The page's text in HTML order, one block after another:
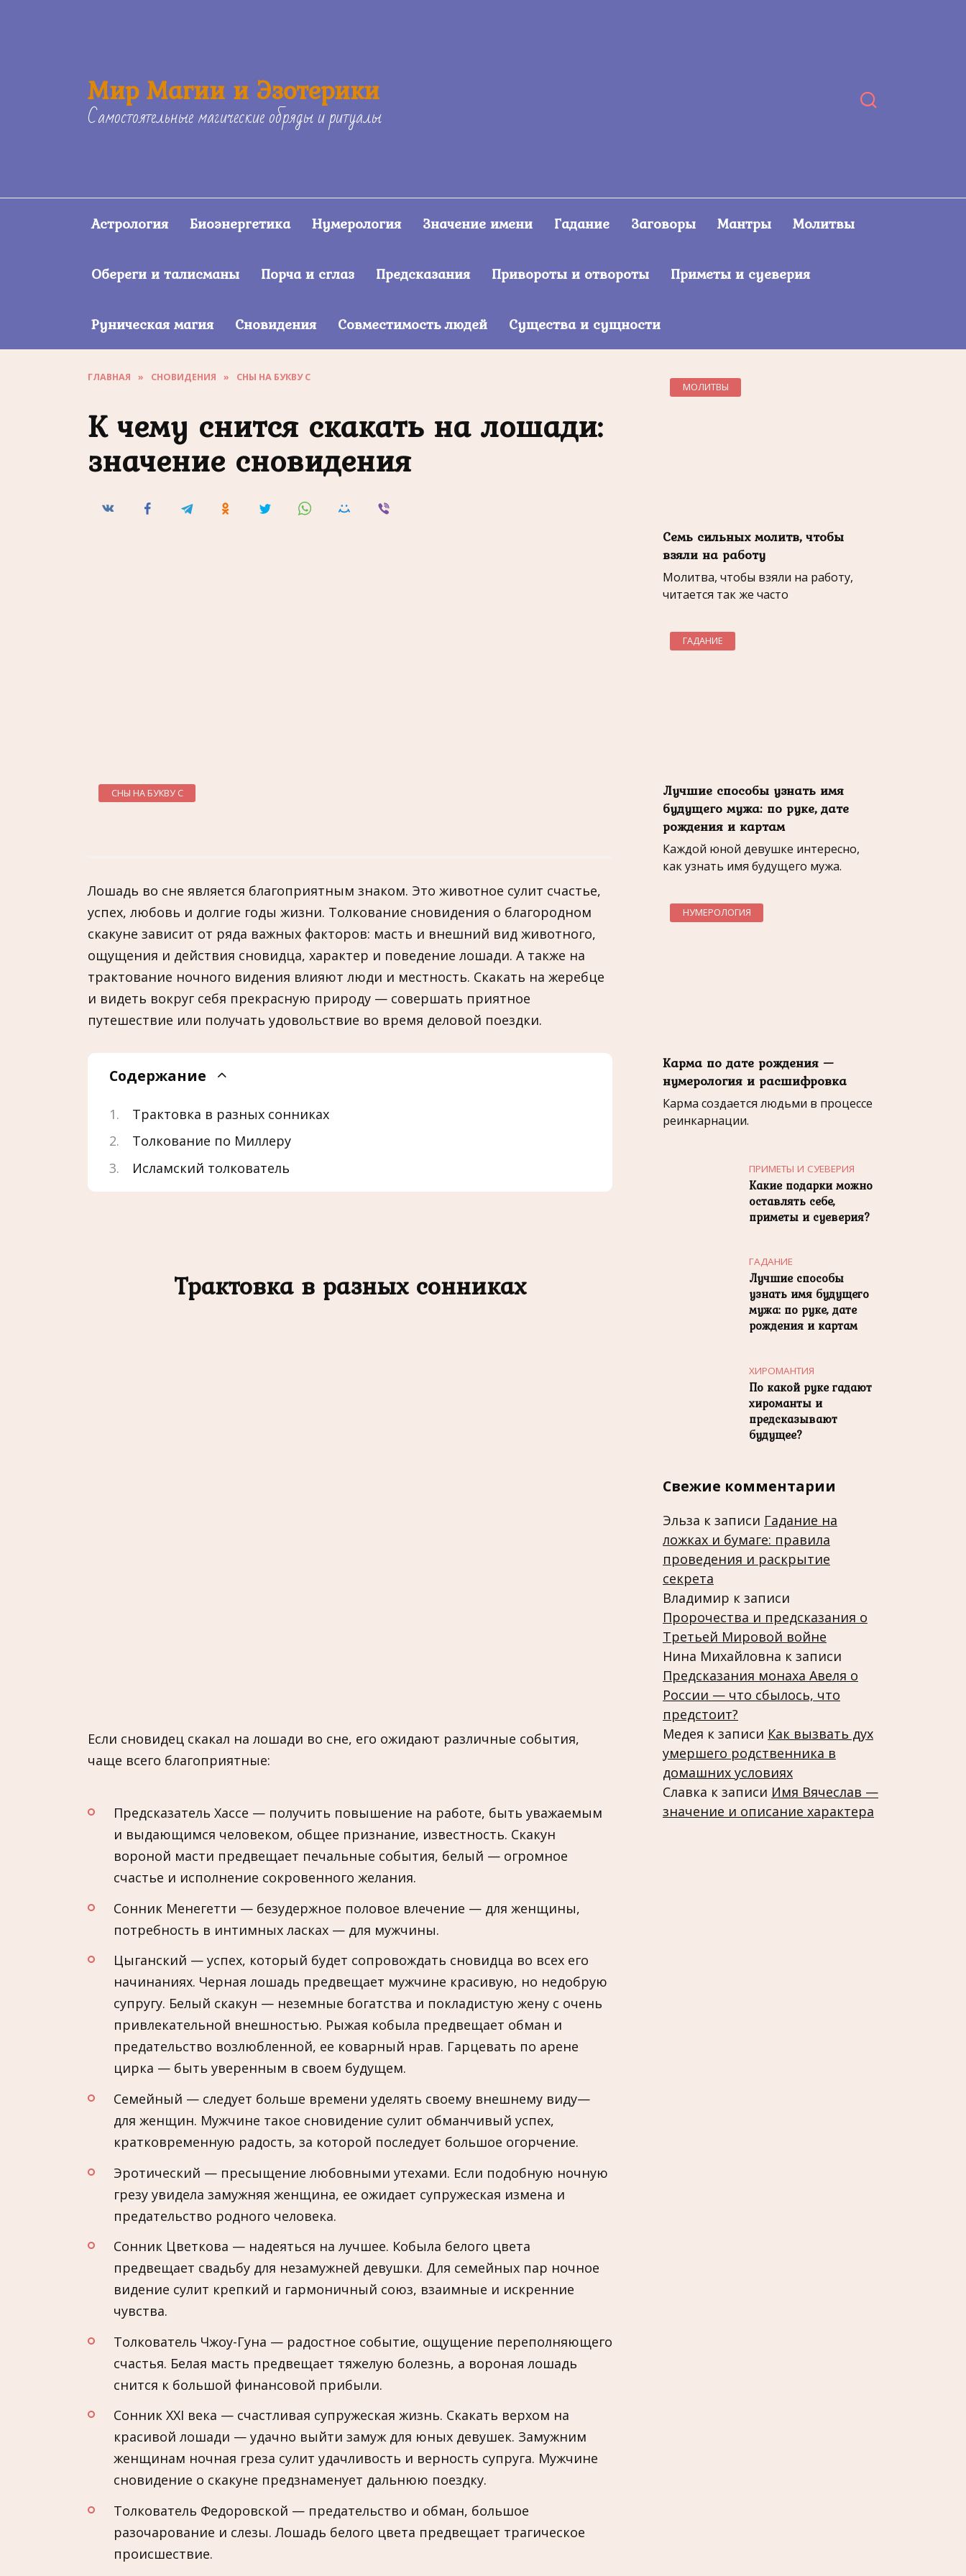
Мир Магии и Эзотерики
Самостоятельные магические обряды и ритуалы
Астрология Биоэнергетика Нумерология Значение имени Гадание Заговоры Мантры Молитвы
Обереги и талисманы Порча и сглаз Предсказания Привороты и отвороты Приметы и суеверия
Руническая магия Сновидения Совместимость людей Существа и сущности
ГЛАВНАЯ » СНОВИДЕНИЯ » СНЫ НА БУКВУ С
К чему снится скакать на лошади:
значение сновидения
СНЫ НА БУКВУ С
Лошадь во сне является благоприятным знаком. Это животное сулит счастье,
успех, любовь и долгие годы жизни. Толкование сновидения о благородном
скакуне зависит от ряда важных факторов: масть и внешний вид животного,
ощущения и действия сновидца, характер и поведение лошади. А также на
трактование ночного видения влияют люди и местность. Скакать на жеребце
и видеть вокруг себя прекрасную природу — совершать приятное
путешествие или получать удовольствие во время деловой поездки.
Содержание
Трактовка в разных сонниках
Толкование по Миллеру
Исламский толкователь
Трактовка в разных сонниках
Если сновидец скакал на лошади во сне, его ожидают различные события,
чаще всего благоприятные:
Предсказатель Хассе — получить повышение на работе, быть уважаемым
и выдающимся человеком, общее признание, известность. Скакун
вороной масти предвещает печальные события, белый — огромное
счастье и исполнение сокровенного желания.
Сонник Менегетти — безудержное половое влечение — для женщины,
потребность в интимных ласках — для мужчины.
Цыганский — успех, который будет сопровождать сновидца во всех его
начинаниях. Черная лошадь предвещает мужчине красивую, но недобрую
супругу. Белый скакун — неземные богатства и покладистую жену с очень
привлекательной внешностью. Рыжая кобыла предвещает обман и
предательство возлюбленной, ее коварный нрав. Гарцевать по арене
цирка — быть уверенным в своем будущем.
Семейный — следует больше времени уделять своему внешнему виду—
для женщин. Мужчине такое сновидение сулит обманчивый успех,
кратковременную радость, за которой последует большое огорчение.
Эротический — пресыщение любовными утехами. Если подобную ночную
грезу увидела замужняя женщина, ее ожидает супружеская измена и
предательство родного человека.
Сонник Цветкова — надеяться на лучшее. Кобыла белого цвета
предвещает свадьбу для незамужней девушки. Для семейных пар ночное
видение сулит крепкий и гармоничный союз, взаимные и искренние
чувства.
Толкователь Чжоу-Гуна — радостное событие, ощущение переполняющего
счастья. Белая масть предвещает тяжелую болезнь, а вороная лошадь
снится к большой финансовой прибыли.
Сонник XXI века — счастливая супружеская жизнь. Скакать верхом на
красивой лошади — удачно выйти замуж для юных девушек. Замужним
женщинам ночная греза сулит удачливость и верность супруга. Мужчине
сновидение о скакуне предзнаменует дальнюю поездку.
Толкователь Федоровской — предательство и обман, большое
разочарование и слезы. Лошадь белого цвета предвещает трагическое
происшествие.
МОЛИТВЫ
Семь сильных молитв, чтобы
взяли на работу
Молитва, чтобы взяли на работу,
читается так же часто
ГАДАНИЕ
Лучшие способы узнать имя
будущего мужа: по руке, дате
рождения и картам
Каждой юной девушке интересно,
как узнать имя будущего мужа.
НУМЕРОЛОГИЯ
Карма по дате рождения —
нумерология и расшифровка
Карма создается людьми в процессе
реинкарнации.
ПРИМЕТЫ И СУЕВЕРИЯ
Какие подарки можно
оставлять себе,
приметы и суеверия?
ГАДАНИЕ
Лучшие способы
узнать имя будущего
мужа: по руке, дате
рождения и картам
ХИРОМАНТИЯ
По какой руке гадают
хироманты и
предсказывают
будущее?
Свежие комментарии
Эльза к записи Гадание на
ложках и бумаге: правила
проведения и раскрытие
секрета
Владимир к записи
Пророчества и предсказания о
Третьей Мировой войне
Нина Михайловна к записи
Предсказания монаха Авеля о
России — что сбылось, что
предстоит?
Медея к записи Как вызвать дух
умершего родственника в
домашних условиях
Славка к записи Имя Вячеслав —
значение и описание характера